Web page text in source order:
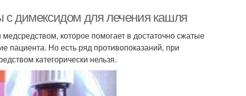
с димексидом для лечения кашля
которое помогает в достаточно сжатые
пациента. Но есть ряд противопоказаний, при
категорически нельзя.